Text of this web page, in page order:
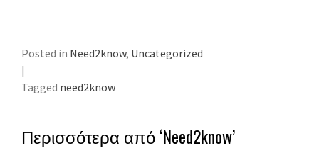
Posted in Need2know, Uncategorized
|
Tagged need2know
Περισσότερα από ‘Need2know’